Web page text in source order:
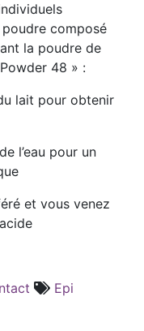
poudre composé
la poudre de
48 » :
lait pour obtenir
l’eau pour un
et vous venez
Epi